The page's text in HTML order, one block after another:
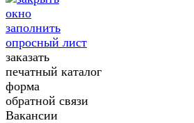
заполнить
опросный лист
заказать
печатный каталог
форма
обратной связи
Вакансии